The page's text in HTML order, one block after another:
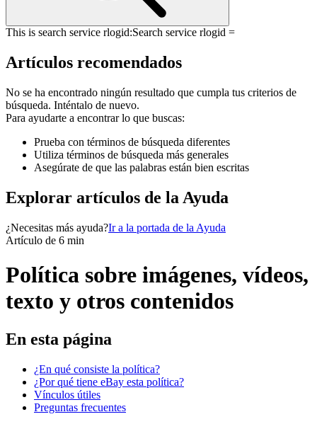
This is search service rlogid:Search service rlogid =
Artículos recomendados
No se ha encontrado ningún resultado que cumpla tus criterios de
búsqueda. Inténtalo de nuevo.
Para ayudarte a encontrar lo que buscas:
Prueba con términos de búsqueda diferentes
Utiliza términos de búsqueda más generales
Asegúrate de que las palabras están bien escritas
Explorar artículos de la Ayuda
¿Necesitas más ayuda?Ir a la portada de la Ayuda
Artículo de 6 min
Política sobre imágenes, vídeos,
texto y otros contenidos
En esta página
¿En qué consiste la política?
¿Por qué tiene eBay esta política?
Vínculos útiles
Preguntas frecuentes